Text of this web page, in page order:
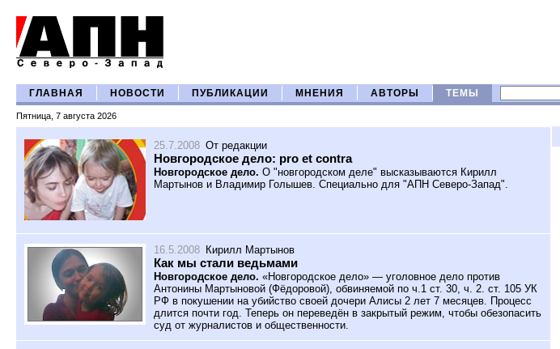
ГЛАВНАЯ НОВОСТИ ПУБЛИКАЦИИ МНЕНИЯ АВТОРЫ ТЕМЫ
Пятница, 7 августа 2026
25.7.2008 От редакции
Новгородское дело: pro et contra
Новгородское дело. О "новгородском деле" высказываются Кирилл
Мартынов и Владимир Голышев. Специально для "АПН Северо-Запад".
16.5.2008 Кирилл Мартынов
Как мы стали ведьмами
Новгородское дело. «Новгородское дело» — уголовное дело против
Антонины Мартыновой (Фёдоровой), обвиняемой по ч.1 ст. 30, ч. 2. ст. 105 УК
РФ в покушении на убийство своей дочери Алисы 2 лет 7 месяцев. Процесс
длится почти год. Теперь он переведён в закрытый режим, чтобы обезопасить
суд от журналистов и общественности.